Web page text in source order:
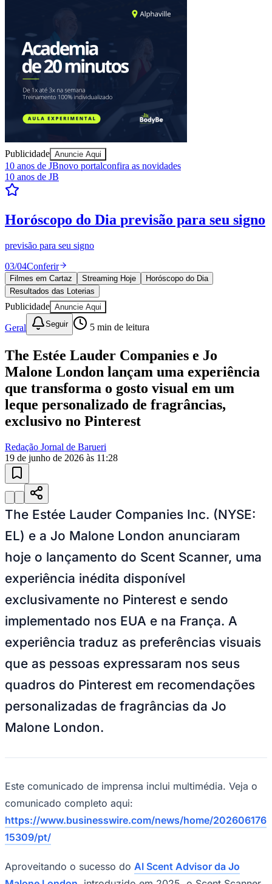
Sport
Juventude
Publicidade Anuncie Aqui
10 anos de JBnovo portalconfira as novidades
10 anos de JB
Resultados das Loterias confira se ganhou
Mega-Sena, Quina, Lotofácil e todos os jogos. Resultado
04/04Ver resultados
Filmes em Cartaz Streaming Hoje
Resultados das Loterias
Publicidade Anuncie Aqui
Seguir
The Estée Lauder Companies e Jo
Malone London lançam uma experiência
que transforma o gosto visual em um
leque personalizado de fragrâncias,
Redação Jornal de Barueri
19 de junho de 2026 às 11:28
The Estée Lauder Companies Inc. (NYSE:
EL) e a Jo Malone London anunciaram
hoje o lançamento do Scent Scanner, uma
experiência inédita disponível
implementado nos EUA e na França. A
experiência traduz as preferências visuais
que as pessoas expressaram nos seus
quadros do Pinterest em recomendações
personalizadas de fragrâncias da Jo
Este comunicado de imprensa inclui multimédia. Veja o
comunicado completo aqui:
https://www.businesswire.com/news/home/202606176
15309/pt/
Aproveitando o sucesso do AI Scent Advisor da Jo